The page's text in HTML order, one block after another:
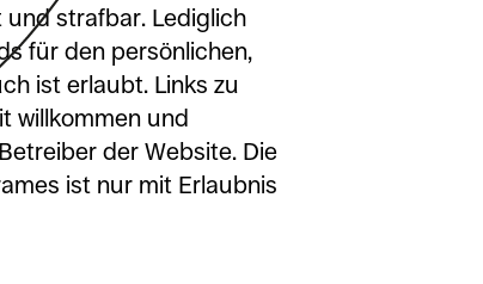
strafbar. Lediglich
für den persönlichen,
ist erlaubt. Links zu
willkommen und
der Website. Die
ist nur mit Erlaubnis